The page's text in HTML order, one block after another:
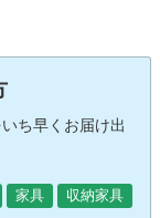
ち早くお届け出
家具
収納家具